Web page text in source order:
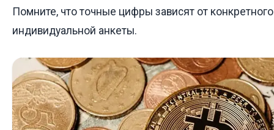
Помните, что точные цифры зависят от
индивидуальной анкеты.